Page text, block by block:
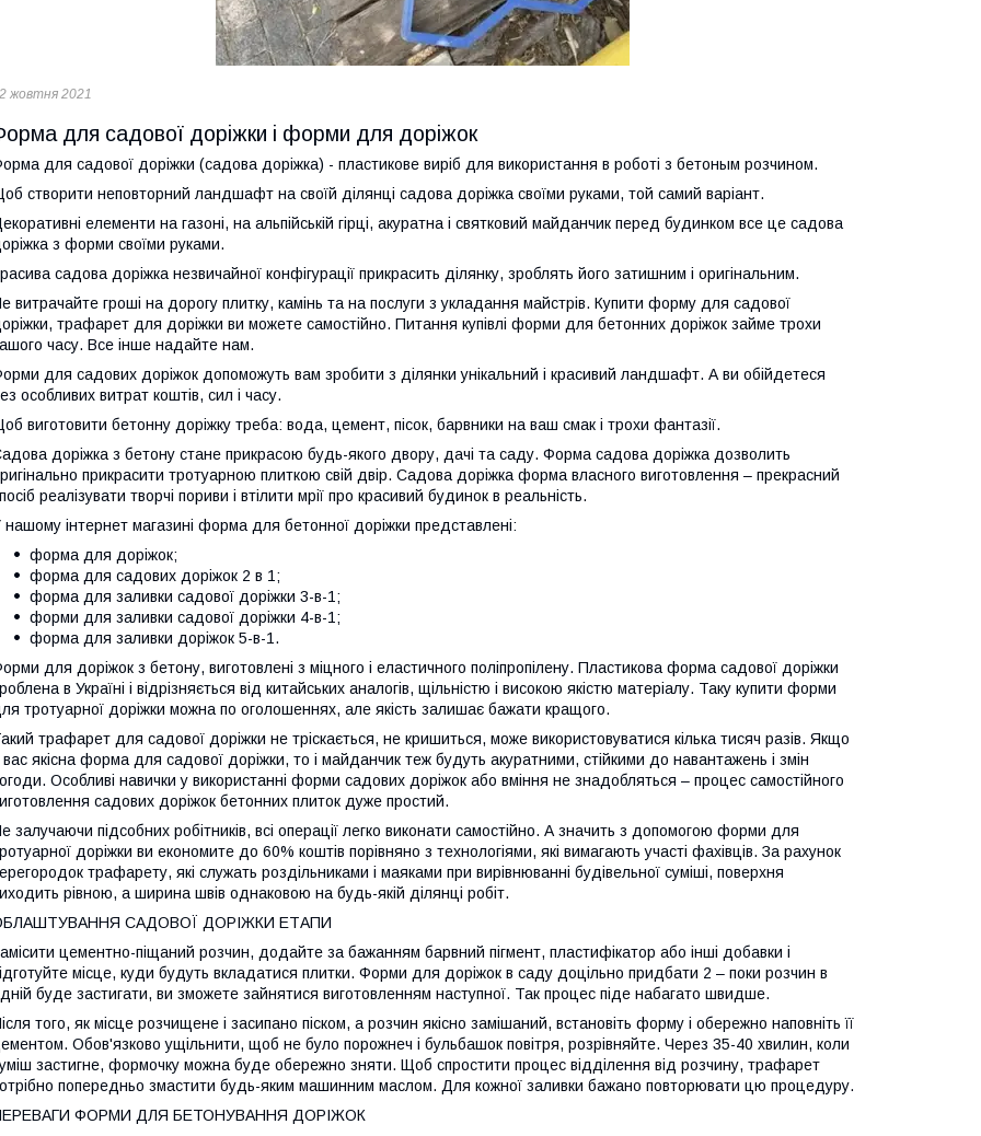
жовтня 2021
для садової доріжки і форми для доріжок
для садової доріжки (садова доріжка) - пластикове виріб для використання в роботі з бетоным розчином.
створити неповторний ландшафт на своїй ділянці садова доріжка своїми руками, той самий варіант.
елементи на газоні, на альпійській гірці, акуратна і святковий майданчик перед будинком все це садова
з форми своїми руками.
садова доріжка незвичайної конфігурації прикрасить ділянку, зроблять його затишним і оригінальним.
витрачайте гроші на дорогу плитку, камінь та на послуги з укладання майстрів. Купити форму для садової
трафарет для доріжки ви можете самостійно. Питання купівлі форми для бетонних доріжок займе трохи
часу. Все інше надайте нам.
для садових доріжок допоможуть вам зробити з ділянки унікальний і красивий ландшафт. А ви обійдетеся
особливих витрат коштів, сил і часу.
виготовити бетонну доріжку треба: вода, цемент, пісок, барвники на ваш смак і трохи фантазії.
доріжка з бетону стане прикрасою будь-якого двору, дачі та саду. Форма садова доріжка дозволить
прикрасити тротуарною плиткою свій двір. Садова доріжка форма власного виготовлення – прекрасний
реалізувати творчі пориви і втілити мрії про красивий будинок в реальність.
нашому інтернет магазині форма для бетонної доріжки представлені:
форма для доріжок;
форма для садових доріжок 2 в 1;
форма для заливки садової доріжки 3-в-1;
форми для заливки садової доріжки 4-в-1;
форма для заливки доріжок 5-в-1.
для доріжок з бетону, виготовлені з міцного і еластичного поліпропілену. Пластикова форма садової доріжки
в Україні і відрізняється від китайських аналогів, щільністю і високою якістю матеріалу. Таку купити форми
тротуарної доріжки можна по оголошеннях, але якість залишає бажати кращого.
трафарет для садової доріжки не тріскається, не кришиться, може використовуватися кілька тисяч разів. Якщо
вас якісна форма для садової доріжки, то і майданчик теж будуть акуратними, стійкими до навантажень і змін
Особливі навички у використанні форми садових доріжок або вміння не знадобляться – процес самостійного
садових доріжок бетонних плиток дуже простий.
залучаючи підсобних робітників, всі операції легко виконати самостійно. А значить з допомогою форми для
доріжки ви економите до 60% коштів порівняно з технологіями, які вимагають участі фахівців. За рахунок
трафарету, які служать роздільниками і маяками при вирівнюванні будівельної суміші, поверхня
рівною, а ширина швів однаковою на будь-якій ділянці робіт.
САДОВОЇ ДОРІЖКИ ЕТАПИ
цементно-піщаний розчин, додайте за бажанням барвний пігмент, пластифікатор або інші добавки і
місце, куди будуть вкладатися плитки. Форми для доріжок в саду доцільно придбати 2 – поки розчин в
буде застигати, ви зможете зайнятися виготовленням наступної. Так процес піде набагато швидше.
того, як місце розчищене і засипано піском, а розчин якісно замішаний, встановіть форму і обережно наповніть її
Обов'язково ущільнити, щоб не було порожнеч і бульбашок повітря, розрівняйте. Через 35-40 хвилин, коли
застигне, формочку можна буде обережно зняти. Щоб спростити процес відділення від розчину, трафарет
попередньо змастити будь-яким машинним маслом. Для кожної заливки бажано повторювати цю процедуру.
ФОРМИ ДЛЯ БЕТОНУВАННЯ ДОРІЖОК